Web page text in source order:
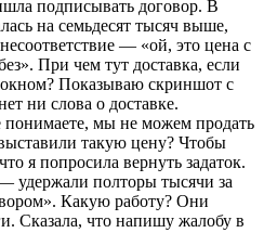
подписывать договор. В
на семьдесят тысяч выше,
— «ой, это цена с
При чем тут доставка, если
Показываю скриншот с
ни слова о доставке.
мы не можем продать
такую цену? Чтобы
я попросила вернуть задаток.
удержали полторы тысячи за
Какую работу? Они
Сказала, что напишу жалобу в